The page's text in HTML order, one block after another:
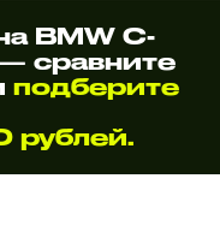
BMW C-
сравните
подберите
рублей.